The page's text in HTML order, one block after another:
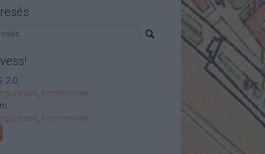
2.0
, kommentek
, kommentek